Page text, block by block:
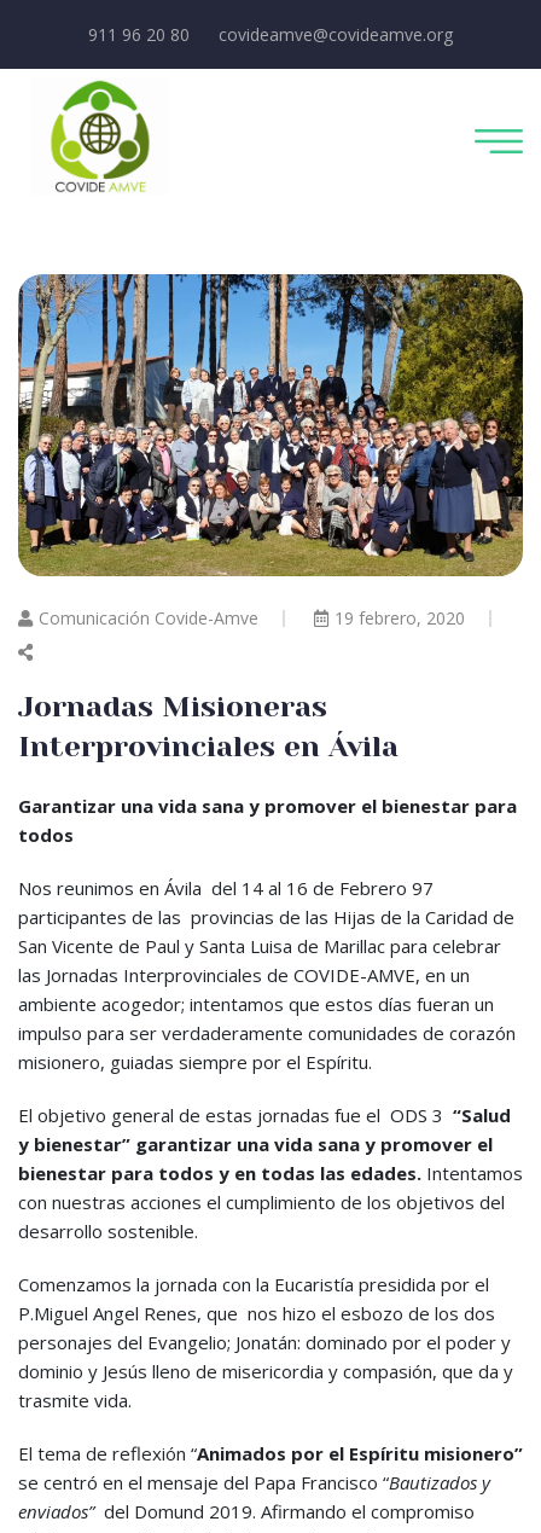
911 96 20 80 covideamve@covideamve.org
Comunicación Covide-Amve 19 febrero, 2020
Jornadas Misioneras
Interprovinciales en Ávila
Garantizar una vida sana y promover el bienestar para
todos
Nos reunimos en Ávila del 14 al 16 de Febrero 97
participantes de las provincias de las Hijas de la Caridad de
San Vicente de Paul y Santa Luisa de Marillac para celebrar
las Jornadas Interprovinciales de COVIDE-AMVE, en un
ambiente acogedor; intentamos que estos días fueran un
impulso para ser verdaderamente comunidades de corazón
misionero, guiadas siempre por el Espíritu.
El objetivo general de estas jornadas fue el ODS 3 “Salud
y bienestar” garantizar una vida sana y promover el
bienestar para todos y en todas las edades. Intentamos
con nuestras acciones el cumplimiento de los objetivos del
desarrollo sostenible.
Comenzamos la jornada con la Eucaristía presidida por el
P.Miguel Angel Renes, que nos hizo el esbozo de los dos
personajes del Evangelio; Jonatán: dominado por el poder y
dominio y Jesús lleno de misericordia y compasión, que da y
trasmite vida.
El tema de reflexión “Animados por el Espíritu misionero”
se centró en el mensaje del Papa Francisco “Bautizados y
enviados”del Domund 2019. Afirmando el compromiso